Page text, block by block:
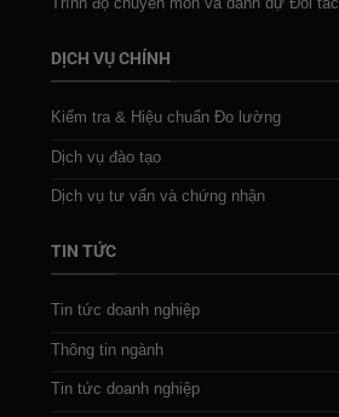
DỊCH VỤ CHÍNH
Kiểm tra & Hiệu chuẩn Đo lường
Dịch vụ đào tạo
Dịch vụ tư vấn và chứng nhận
TIN TỨC
Tin tức doanh nghiệp
Thông tin ngành
Tin tức doanh nghiệp